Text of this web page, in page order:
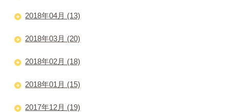
2018年04月 (13)
2018年03月 (20)
2018年02月 (18)
2018年01月 (15)
2017年12月 (19)